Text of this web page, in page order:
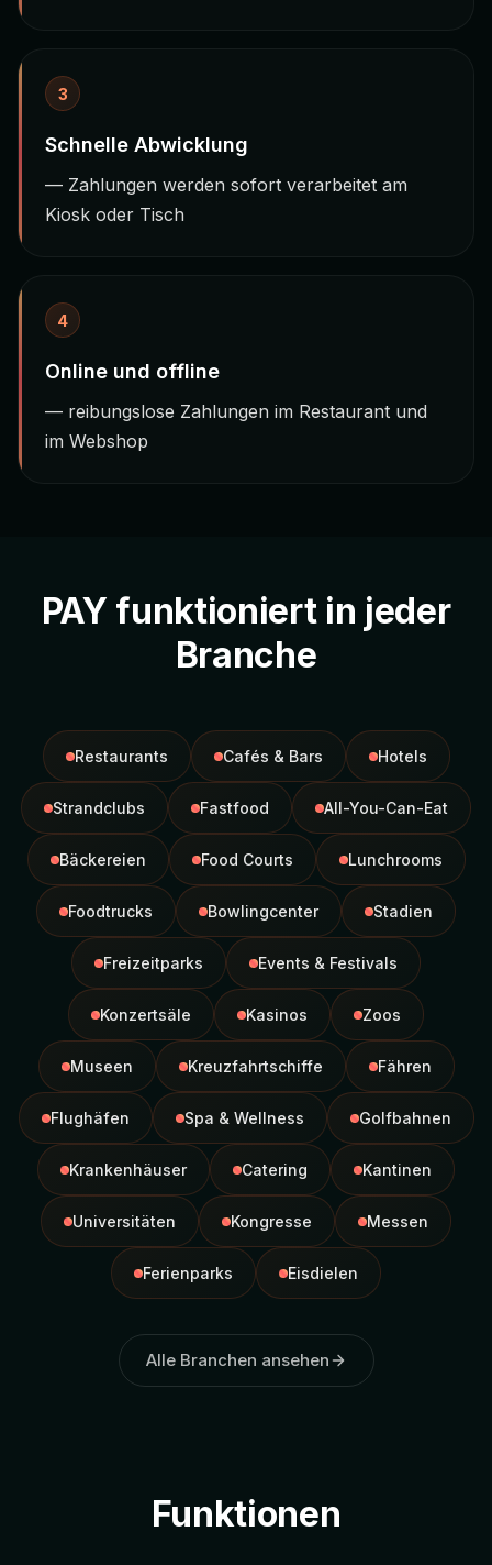
3
Schnelle Abwicklung
— Zahlungen werden sofort verarbeitet am
Kiosk oder Tisch
4
Online und offline
— reibungslose Zahlungen im Restaurant und
im Webshop
PAY funktioniert in jeder
Branche
Restaurants Cafés & Bars Hotels
Strandclubs Fastfood All-You-Can-Eat
Bäckereien Food Courts Lunchrooms
Foodtrucks Bowlingcenter Stadien
Freizeitparks Events & Festivals
Konzertsäle Kasinos Zoos
Museen Kreuzfahrtschiffe Fähren
Flughäfen Spa & Wellness Golfbahnen
Krankenhäuser Catering Kantinen
Universitäten Kongresse Messen
Ferienparks Eisdielen
Alle Branchen ansehen
Funktionen